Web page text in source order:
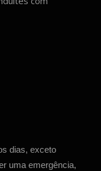
dias, exceto
uma emergência,